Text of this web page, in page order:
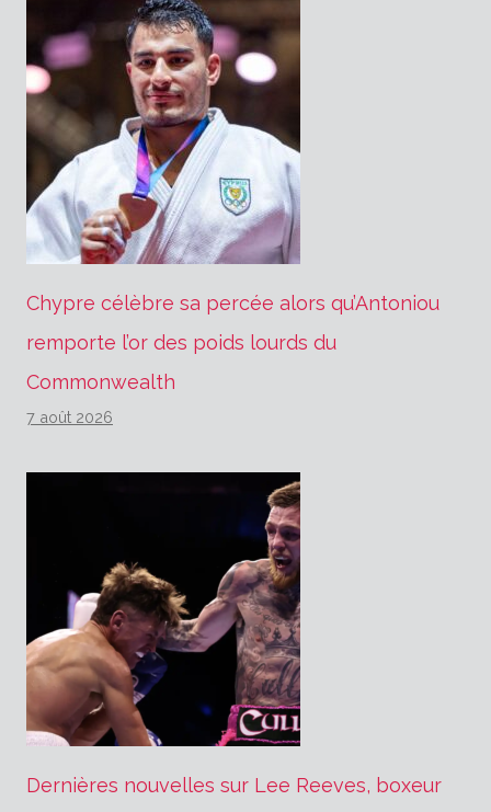
Chypre célèbre sa percée alors qu’Antoniou
remporte l’or des poids lourds du
Commonwealth
7 août 2026
Dernières nouvelles sur Lee Reeves, boxeur